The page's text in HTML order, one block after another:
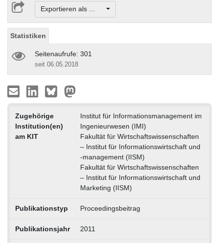
Exportieren als ...
Statistiken
Seitenaufrufe: 301
seit 06.05.2018
Zugehörige
Institution(en)
am KIT
Institut für Informationsmanagement im
Ingenieurwesen (IMI)
Fakultät für Wirtschaftswissenschaften
– Institut für Informationswirtschaft und
-management (IISM)
Fakultät für Wirtschaftswissenschaften
– Institut für Informationswirtschaft und
Marketing (IISM)
Publikationstyp Proceedingsbeitrag
Publikationsjahr 2011